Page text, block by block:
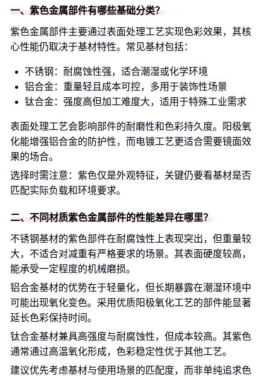
一、紫色金属部件有哪些基础分类？
紫色金属部件主要通过表面处理工艺实现色彩效果，其核
心性能仍取决于基材特性。常见基材包括：
不锈钢：耐腐蚀性强，适合潮湿或化学环境
铝合金：重量轻且成本可控，多用于装饰性场景
钛合金：强度高但加工难度大，适用于特殊工业需求
表面处理工艺会影响部件的耐磨性和色彩持久度。阳极氧
化能增强铝合金的防护性，而电镀工艺更适合需要镜面效
果的场合。
选择时需注意：紫色仅是外观特征，关键仍要看基材是否
匹配实际负载和环境要求。
二、不同材质紫色金属部件的性能差异在哪里？
不锈钢基材的紫色部件在耐腐蚀性上表现突出，但重量较
大，不适合对减重有严格要求的场景。其表面硬度较高，
能承受一定程度的机械磨损。
铝合金基材的优势在于轻量化，但长期暴露在潮湿环境中
可能出现氧化变色。采用优质阳极氧化工艺的部件能显著
延长色彩保持时间。
钛合金基材兼具高强度与耐腐蚀性，但成本较高。其紫色
通常通过高温氧化形成，色彩稳定性优于其他工艺。
建议优先考虑基材与使用场景的匹配度，而非单纯追求色